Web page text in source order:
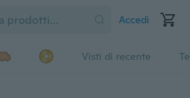
Accedi
Visti di recente